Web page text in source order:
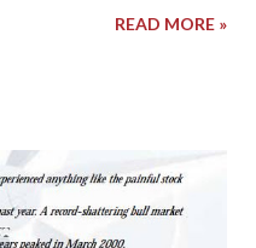
เชื่อ" เคลิ้มไปตามผู้พูด หรือ
ม่เห็น ข้อจำกัด ข้อเสียของ
อเจ๊งขาดทุน ก็โทษเครื่องมือ
ลยุทธ์ใหม่ วนซ้ำพายเรือใน
READ MORE »